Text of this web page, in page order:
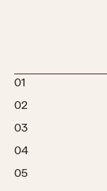
01
02
03
04
05